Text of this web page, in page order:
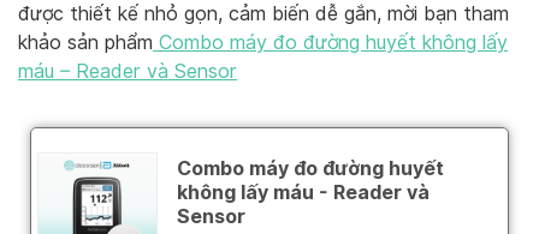
được thiết kế nhỏ gọn, cảm biến dễ gắn, mời bạn tham
khảo sản phẩm Combo máy đo đường huyết không lấy
máu – Reader và Sensor